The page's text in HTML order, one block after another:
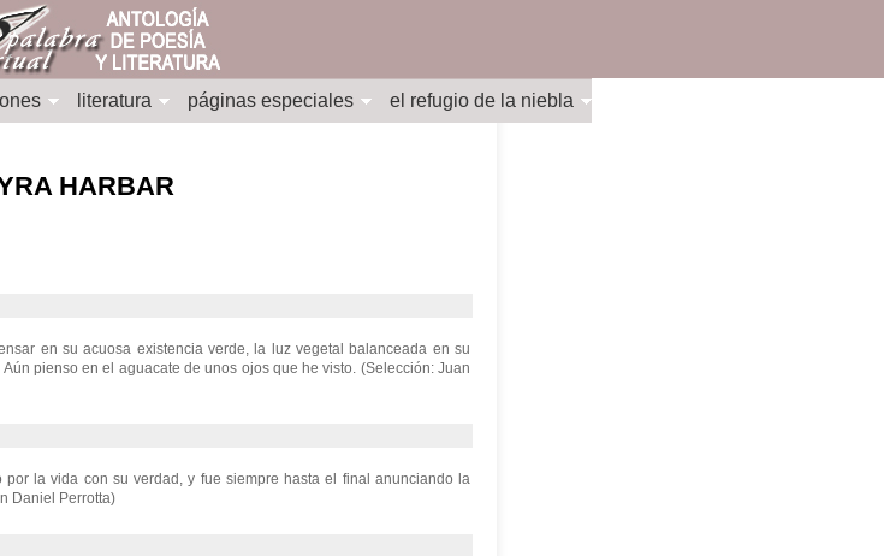
literatura páginas especiales el refugio de la niebla
HARBAR
en su acuosa existencia verde, la luz vegetal balanceada en su
pienso en el aguacate de unos ojos que he visto. (Selección: Juan
la vida con su verdad, y fue siempre hasta el final anunciando la
Daniel Perrotta)